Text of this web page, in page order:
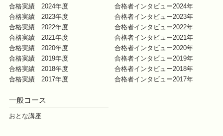
合格実績 2024年度
合格実績 2023年度
合格実績 2022年度
合格実績 2021年度
合格実績 2020年度
合格実績 2019年度
合格実績 2018年度
合格実績 2017年度
合格者インタビュー2024年
合格者インタビュー2023年
合格者インタビュー2022年
合格者インタビュー2021年
合格者インタビュー2020年
合格者インタビュー2019年
合格者インタビュー2018年
合格者インタビュー2017年
一般コース
おとな講座